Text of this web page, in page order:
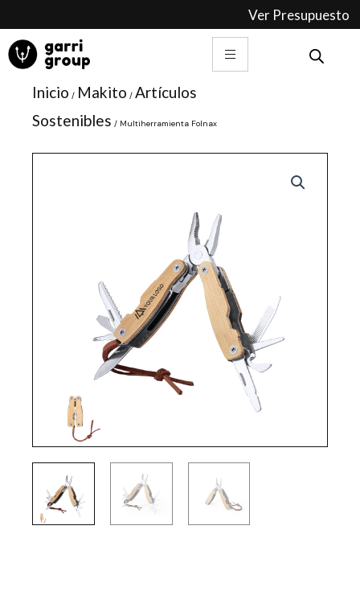
contenido
Ver Presupuesto
Inicio / Makito / Artículos
Sostenibles / Multiherramienta Folnax